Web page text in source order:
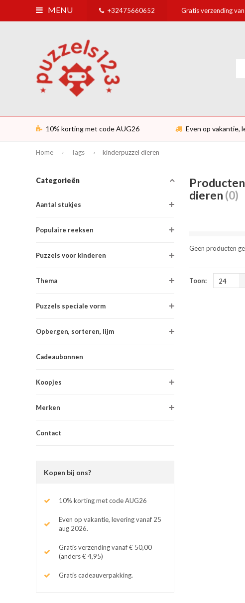
MENU +32475660652 Gratis verzending
10% korting met code AUG26 Even op vakantie,
Home Tags kinderpuzzel dieren
Categorieën
Aantal stukjes
Populaire reeksen
Puzzels voor kinderen
Thema
Puzzels speciale vorm
Opbergen, sorteren, lijm
Cadeaubonnen
Koopjes
Merken
Contact
Kopen bij ons?
10% korting met code AUG26
Even op vakantie, levering vanaf 25
aug 2026.
Gratis verzending vanaf € 50,00
(anders € 4,95)
Gratis cadeauverpakking.
dieren (0)
Geen producten
Toon: 24